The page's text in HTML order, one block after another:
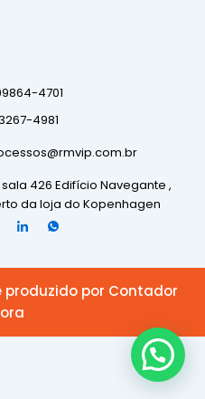
4701
4981
426 Edifício Navegante ,
da loja do Kopenhagen
por Contador